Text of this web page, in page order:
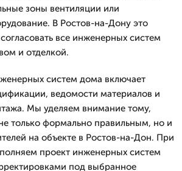
зоны вентиляции или
В Ростов-на-Дону это
все инженерных систем
и отделкой.
систем дома включает
ведомости материалов и
Мы уделяем внимание тому,
только формально правильным, но и
на объекте в Ростов-на-Дон. При
проект инженерных систем
под выбранное